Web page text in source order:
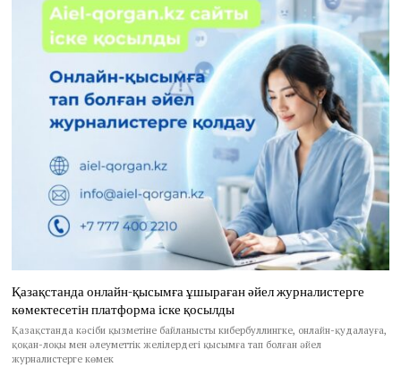
Қазақстанда онлайн-қысымға ұшыраған әйел журналистерге
көмектесетін платформа іске қосылды
Қазақстанда кәсіби қызметіне байланысты кибербуллингке, онлайн-қудалауға,
қоқан-лоқы мен әлеуметтік желілердегі қысымға тап болған әйел
журналистерге көмек